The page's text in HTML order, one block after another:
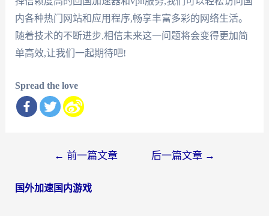
内各种热门网站和应用程序,畅享丰富多彩的网络生活。
随着技术的不断进步,相信未来这一问题将会变得更加简
单高效,让我们一起期待吧!
Spread the love
导
← 前一篇文章 后一篇文章 →
国外加速国内游戏